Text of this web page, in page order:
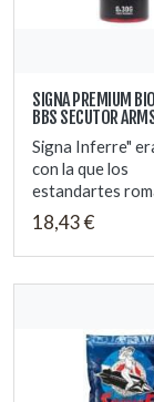
SIGNA PREMIUM
BBS SECUTOR
Signa Inferre"
con la que los
estandartes
18,43 €